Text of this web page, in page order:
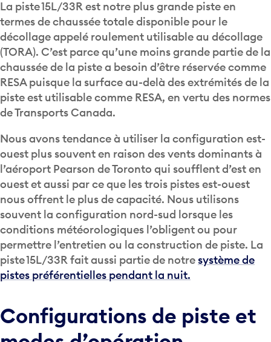
termes de chaussée totale disponible pour le
décollage appelé roulement utilisable au décollage
(TORA). C’est parce qu’une moins grande partie de la
chaussée de la piste a besoin d’être réservée comme
RESA puisque la surface au-delà des extrémités de la
piste est utilisable comme RESA, en vertu des normes
de Transports Canada.
ouest plus souvent en raison des vents dominants à
l’aéroport Pearson de Toronto qui soufflent d’est en
ouest et aussi par ce que les trois pistes est-ouest
nous offrent le plus de capacité. Nous utilisons
souvent la configuration nord-sud lorsque les
conditions météorologiques l’obligent ou pour
permettre l’entretien ou la construction de piste. La
piste 15L/33R fait aussi partie de notresystème de
pistes préférentielles pendant la nuit.
Configurations de piste et
modes d’opération